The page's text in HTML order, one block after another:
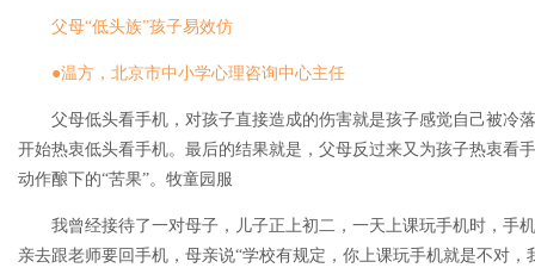
父母“低头族”孩子易效仿
●温方，北京市中小学心理咨询中心主任
父母低头看手机，对孩子直接造成的伤害就是孩子感觉自己被冷
开始热衷低头看手机。最后的结果就是，父母反过来又为孩子热衷看
动作酿下的“苦果”。牧童园服
我曾经接待了一对母子，儿子正上初二，一天上课玩手机时，手
亲去跟老师要回手机，母亲说“学校有规定，你上课玩手机就是不对